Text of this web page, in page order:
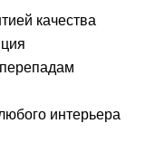
качества
интерьера